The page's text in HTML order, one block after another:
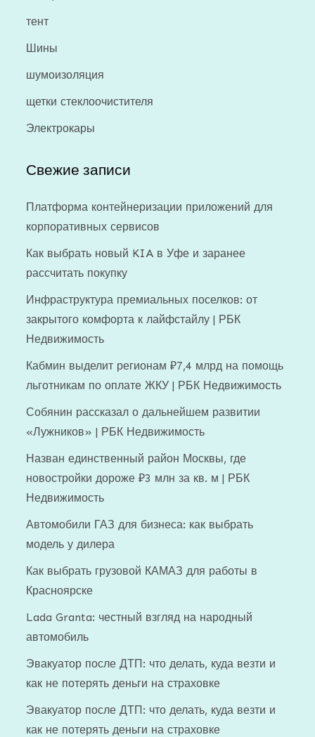
тент
Шины
шумоизоляция
щетки стеклоочистителя
Электрокары
Свежие записи
Платформа контейнеризации приложений для
корпоративных сервисов
Как выбрать новый KIA в Уфе и заранее
рассчитать покупку
Инфраструктура премиальных поселков: от
закрытого комфорта к лайфстайлу | РБК
Недвижимость
Кабмин выделит регионам ₽7,4 млрд на помощь
льготникам по оплате ЖКУ | РБК Недвижимость
Собянин рассказал о дальнейшем развитии
«Лужников» | РБК Недвижимость
Назван единственный район Москвы, где
новостройки дороже ₽3 млн за кв. м | РБК
Недвижимость
Автомобили ГАЗ для бизнеса: как выбрать
модель у дилера
Как выбрать грузовой КАМАЗ для работы в
Красноярске
Lada Granta: честный взгляд на народный
автомобиль
Эвакуатор после ДТП: что делать, куда везти и
как не потерять деньги на страховке
Эвакуатор после ДТП: что делать, куда везти и
как не потерять деньги на страховке